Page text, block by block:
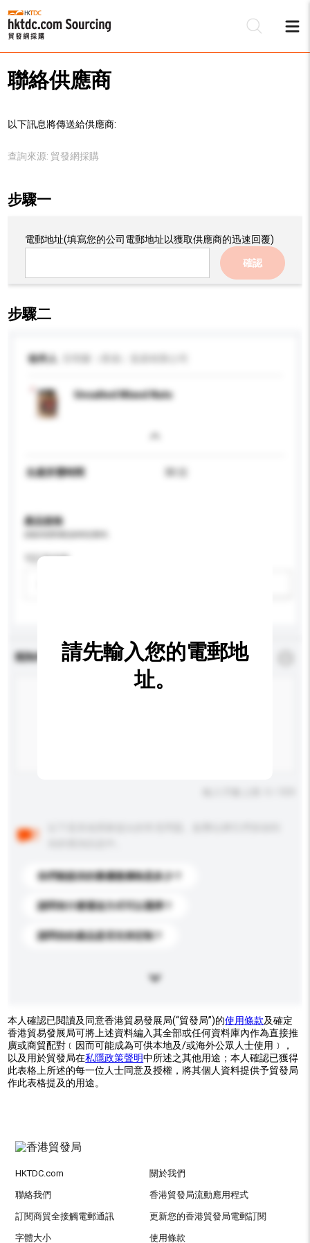
聯絡供應商
以下訊息將傳送給供應商:
查詢來源: 貿發網採購
步驟一
電郵地址(填寫您的公司電郵地址以獲取供應商的迅速回覆)
確認
步驟二
收件人
Unsalted Mixed Nuts
生產所需時間 30 日
產品規格
可訂造包裝
查詢內容 *必須填寫
你們能提供的最優惠價格是多少？
請問有什麼運送方式可以選擇？
請問你的產品是否支持定制？
請先輸入您的電郵地
址。
本人確認已閱讀及同意香港貿易發展局(“貿發局”)的使用條款及確定
香港貿易發展局可將上述資料編入其全部或任何資料庫內作為直接推
廣或商貿配對﹝因而可能成為可供本地及/或海外公眾人士使用﹞，
以及用於貿發局在私隱政策聲明中所述之其他用途；本人確認已獲得
此表格上所述的每一位人士同意及授權，將其個人資料提供予貿發局
作此表格提及的用途。
HKTDC.com 關於我們
聯絡我們 香港貿發局流動應用程式
訂閱商貿全接觸電郵通訊 更新您的香港貿發局電郵訂閱
字體大小 使用條款